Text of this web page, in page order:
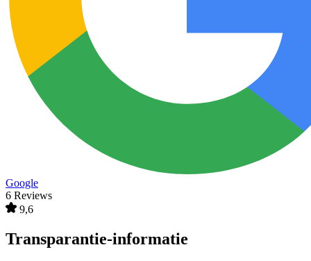
Google
6 Reviews
9,6
Transparantie-informatie